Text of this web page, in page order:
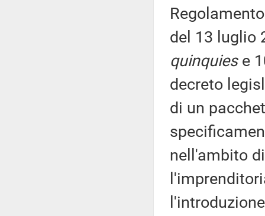
del 13 luglio
quinquiese
decreto
di un
nell'ambito